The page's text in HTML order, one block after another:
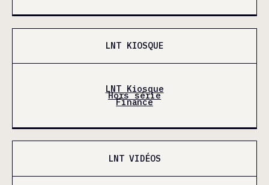
LNT KIOSQUE
LNT Kiosque
Hors série
Finance
LNT VIDÉOS